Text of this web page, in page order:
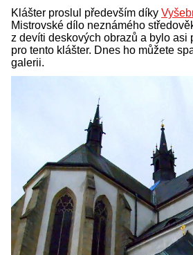
Klášter proslul především díky
Mistrovské dílo neznámého
z devíti deskových obrazů a bylo asi
pro tento klášter. Dnes ho můžete
galerii.